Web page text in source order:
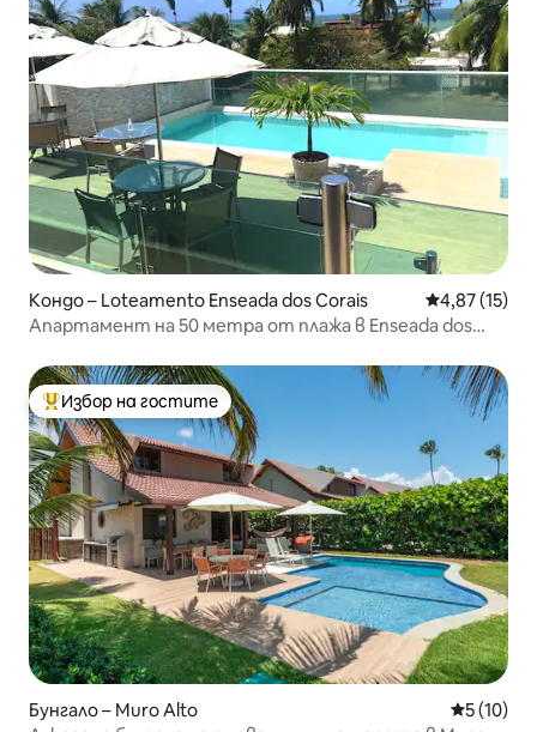
Кондо – Loteamento Enseada dos Corais Средна
4,87 (15)
Апартамент на 50 метра от плажа в Enseada dos
Най-популярен избор на гостите
Избор на гостите
Бунгало – Muro Alto Средна
5 (10)